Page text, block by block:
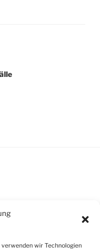
wir Technologien